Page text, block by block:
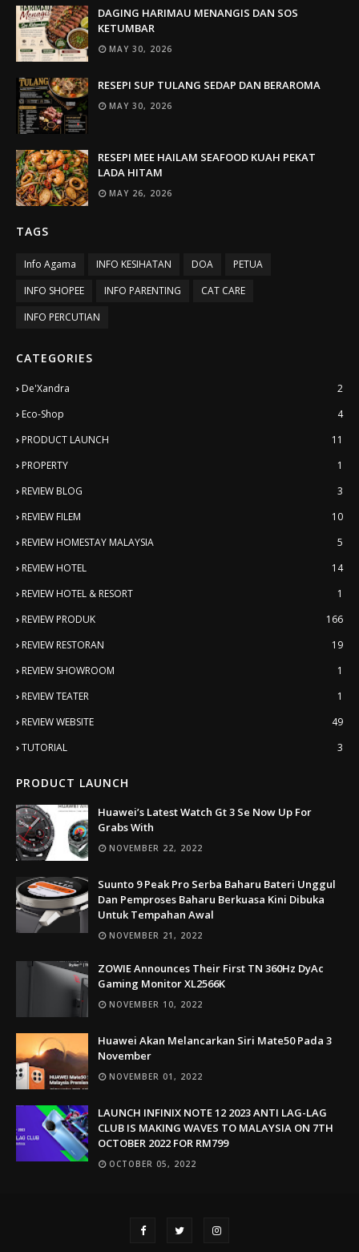
DAGING HARIMAU MENANGIS DAN SOS
KETUMBAR
MAY 30, 2026
RESEPI SUP TULANG SEDAP DAN BERAROMA
MAY 30, 2026
RESEPI MEE HAILAM SEAFOOD KUAH PEKAT
LADA HITAM
MAY 26, 2026
TAGS
Info Agama INFO KESIHATAN DOA
PETUA
INFO SHOPEE
INFO PARENTING
CAT CARE
INFO PERCUTIAN
CATEGORIES
De'Xandra
2
Eco-Shop
4
PRODUCT LAUNCH
11
PROPERTY
1
REVIEW BLOG
3
REVIEW FILEM
10
REVIEW HOMESTAY MALAYSIA
5
REVIEW HOTEL
14
REVIEW HOTEL & RESORT
1
REVIEW PRODUK
166
REVIEW RESTORAN
19
REVIEW SHOWROOM
1
REVIEW TEATER
1
REVIEW WEBSITE
49
TUTORIAL
3
PRODUCT LAUNCH
Huawei’s Latest Watch Gt 3 Se Now Up For
Grabs With
NOVEMBER 22, 2022
Suunto 9 Peak Pro Serba Baharu Bateri Unggul
Dan Pemproses Baharu Berkuasa Kini Dibuka
Untuk Tempahan Awal
NOVEMBER 21, 2022
ZOWIE Announces Their First TN 360Hz DyAc
Gaming Monitor XL2566K
NOVEMBER 10, 2022
Huawei Akan Melancarkan Siri Mate50 Pada 3
November
NOVEMBER 01, 2022
LAUNCH INFINIX NOTE 12 2023 ANTI LAG-LAG
CLUB IS MAKING WAVES TO MALAYSIA ON 7TH
OCTOBER 2022 FOR RM799
OCTOBER 05, 2022